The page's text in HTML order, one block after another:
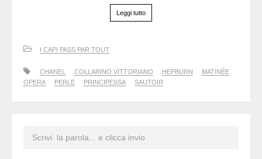
Leggi tutto
I CAPI PASS PAR TOUT
CHANEL COLLARINO VITTORIANO HEPBURN
MATINÉE
OPERA
PERLE PRINCIPESSA SAUTOIR